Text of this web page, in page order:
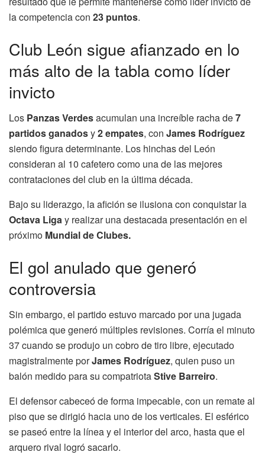
la competencia con 23 puntos.
Club León sigue afianzado en lo
más alto de la tabla como líder
invicto
Los Panzas Verdesacumulan una increíble racha de7
partidos ganadosy2 empates, con James Rodríguez
siendo figura determinante. Los hinchas del León
consideran al 10 cafetero como una de las mejores
contrataciones del club en la última década.
Bajo su liderazgo, la afición se ilusiona con conquistar la
Octava Ligay realizar una destacada presentación en el
próximo Mundial de Clubes.
El gol anulado que generó
controversia
Sin embargo, el partido estuvo marcado por una jugada
polémica que generó múltiples revisiones. Corría el minuto
37 cuando se produjo un cobro de tiro libre, ejecutado
magistralmente porJames Rodríguez, quien puso un
balón medido para su compatriotaStive Barreiro.
El defensor cabeceó de forma impecable, con un remate al
piso que se dirigió hacia uno de los verticales. El esférico
se paseó entre la línea y el interior del arco, hasta que el
arquero rival logró sacarlo.